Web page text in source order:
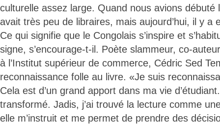
culturelle assez large. Quand nous avions débuté
avait très peu de libraires, mais aujourd’hui, il y a
Ce qui signifie que le Congolais s’inspire et
signe, s’encourage-t-il. Poète slammeur, co-
à l’Institut supérieur de commerce, Cédric Sed
reconnaissance folle au livre. «Je suis
Cela est d’un grand apport dans ma vie
transformé. Jadis, j’ai trouvé la lecture comme
elle m’instruit et me permet de prendre des